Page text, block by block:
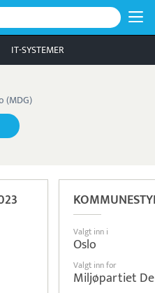
IT-SYSTEMER
(MDG)
Valgt inn i
Oslo
Valgt inn for
Miljøpartiet